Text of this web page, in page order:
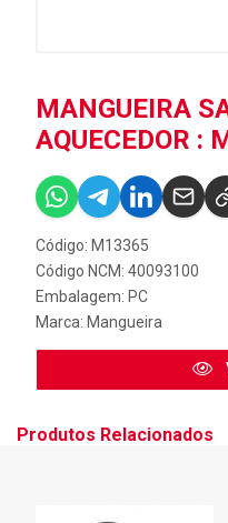
MANGUEIRA
AQUECEDOR :
Código: M13365
Código NCM: 40093100
Embalagem: PC
Marca: Mangueira
Produtos Relacionados